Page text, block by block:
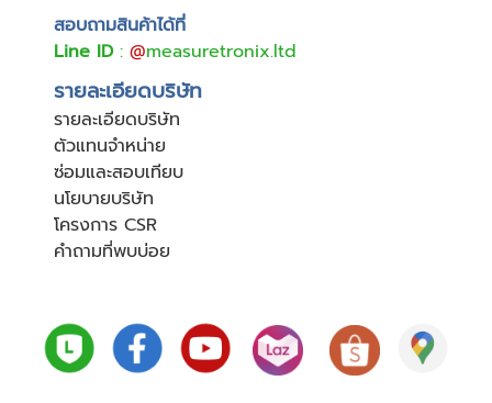
สอบถามสินค้าได้ที่
Line ID: @measuretronix.ltd
รายละเอียดบริษัท
รายละเอียดบริษัท
ตัวแทนจำหน่าย
ซ่อมและสอบเทียบ
นโยบายบริษัท
โครงการ CSR
คำถามที่พบบ่อย